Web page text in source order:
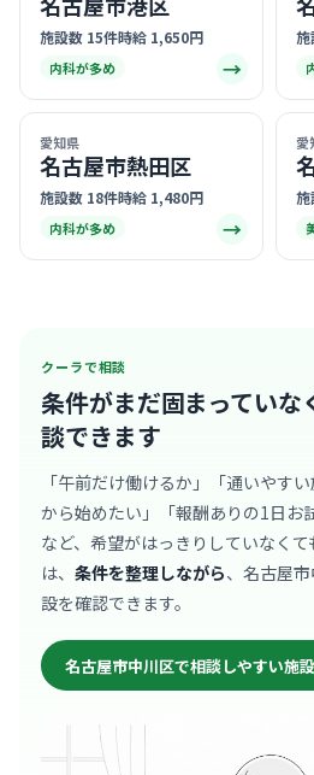
施設数 15件時給 1,650円
内科が多め →
施
愛知県
名古屋市熱田区
施設数 18件時給 1,480円
内科が多め →
愛
施
クーラで相談
条件がまだ固まっていな
談できます
「午前だけ働けるか」「通いやす
から始めたい」「報酬ありの1日お
など、希望がはっきりしていなく
は、 条件を整理しながら、名古屋
設を確認できます。
名古屋市中川区で相談しやすい施